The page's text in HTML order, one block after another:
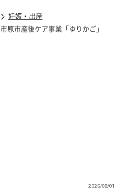
妊娠・出産
市原市産後ケア事業「ゆりかご」
2026/08/01